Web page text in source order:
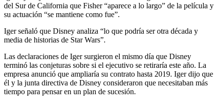
del Sur de California que Fisher “aparece a lo largo” de la película y
su actuación “se mantiene como fue”.
Iger señaló que Disney analiza “lo que podría ser otra década y
media de historias de Star Wars”.
Las declaraciones de Iger surgieron el mismo día que Disney
terminó las conjeturas sobre si el ejecutivo se retiraría este año. La
empresa anunció que ampliaría su contrato hasta 2019. Iger dijo que
él y la junta directiva de Disney consideraron que necesitaban más
tiempo para pensar en un plan de sucesión.